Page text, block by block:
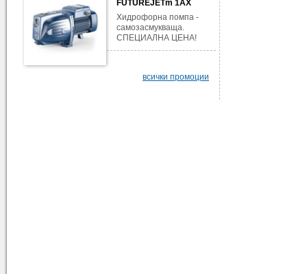
FUTUREJETm 1AX
Хидрофорна помпа -
самозасмукваща.
СПЕЦИАЛНА ЦЕНА!
всички промоции